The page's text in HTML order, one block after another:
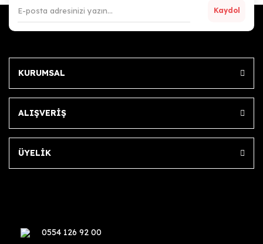
Kaydol
KURUMSAL
ALIŞVERİŞ
ÜYELİK
0554 126 92 00